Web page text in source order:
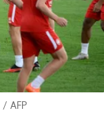
/ AFP